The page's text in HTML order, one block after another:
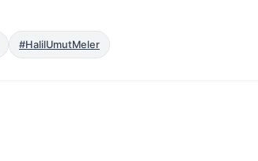
#HalilUmutMeler